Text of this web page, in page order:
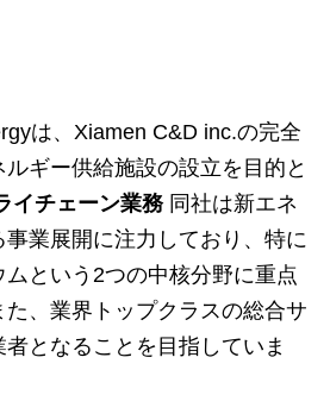
は、Xiamen C&D inc.の完全
ギー供給施設の設立を目的と
イチェーン業務同社は新エネ
業展開に注力しており、特に
という2つの中核分野に重点
、業界トップクラスの総合サ
となることを目指していま